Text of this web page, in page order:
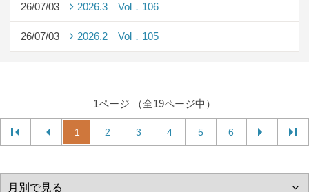
26/07/03 2026.3 Vol．106
26/07/03 2026.2 Vol．105
1ページ （全19ページ中）
1 2 3 4 5 6